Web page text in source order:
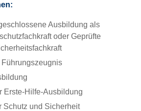
Ausbildung als
oder Geprüfte
Erste-Hilfe-Ausbildung
Schutz und Sicherheit